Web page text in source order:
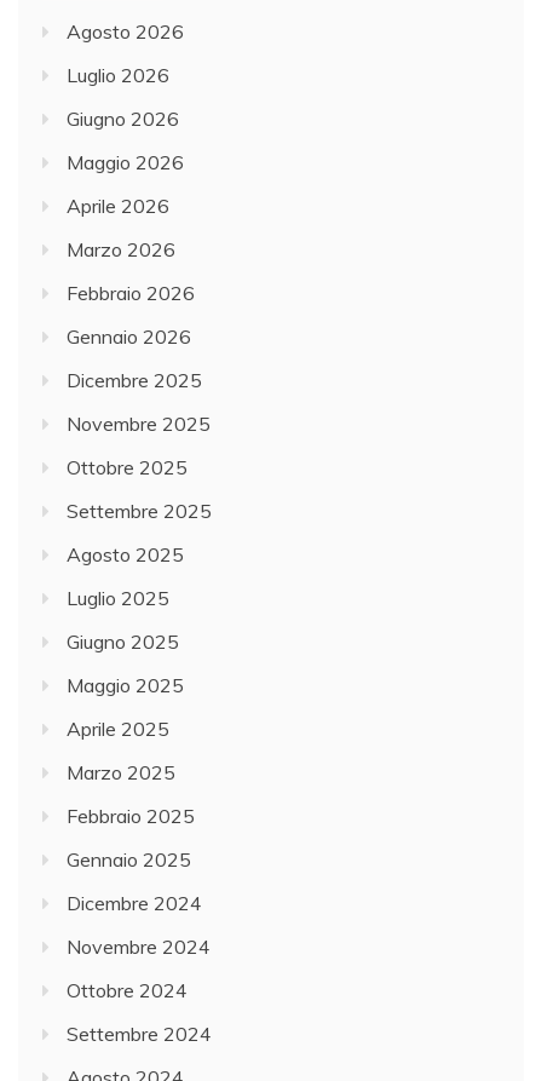
Agosto 2026
Luglio 2026
Giugno 2026
Maggio 2026
Aprile 2026
Marzo 2026
Febbraio 2026
Gennaio 2026
Dicembre 2025
Novembre 2025
Ottobre 2025
Settembre 2025
Agosto 2025
Luglio 2025
Giugno 2025
Maggio 2025
Aprile 2025
Marzo 2025
Febbraio 2025
Gennaio 2025
Dicembre 2024
Novembre 2024
Ottobre 2024
Settembre 2024